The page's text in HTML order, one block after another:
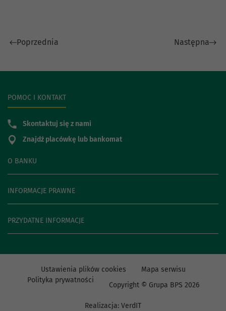
Poprzednia Następna
O BANKU
INFORMACJE PRAWNE
PRZYDATNE INFORMACJE
POMOC I KONTAKT
Skontaktuj się z nami
Znajdź placówkę lub bankomat
Realizacja: VerdIT
Ustawienia plików cookies
Mapa serwisu
Polityka prywatności
Copyright © Grupa BPS 2026